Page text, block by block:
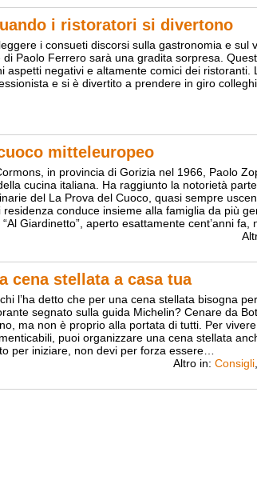
i ristoratori si divertono
i consueti discorsi sulla gastronomia e sul
di Paolo Ferrero sarà una gradita sorpresa.
aspetti negativi e altamente comici dei ristoranti.
e si è divertito a prendere in giro
mitteleuropeo
in provincia di Gorizia nel 1966, Paolo
cucina italiana. Ha raggiunto la notorietà
del La Prova del Cuoco, quasi sempre
residenza conduce insieme alla famiglia da più
Giardinetto”, aperto esattamente cent’anni fa,
cena stellata a casa tua
l’ha detto che per una cena stellata bisogna
segnato sulla guida Michelin? Cenare da
ma non è proprio alla portata di tutti. Per
puoi organizzare una cena stellata
per iniziare, non devi per forza essere…
Altro in: Consigli